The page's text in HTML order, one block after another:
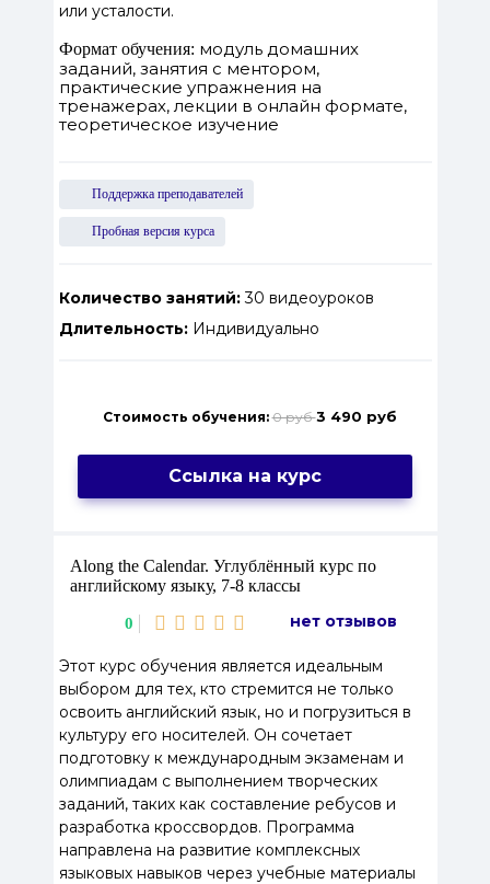
или усталости.
Формат обучения: модуль домашних
заданий, занятия с ментором,
практические упражнения на
тренажерах, лекции в онлайн формате,
теоретическое изучение
Поддержка преподавателей
Пробная версия курса
Количество занятий:30 видеоуроков
Длительность:Индивидуально
Стоимость обучения: 0 руб3 490 руб
Ссылка на курс
Along the Calendar. Углублённый курс по
английскому языку, 7-8 классы
0 нет отзывов
Этот курс обучения является идеальным
выбором для тех, кто стремится не только
освоить английский язык, но и погрузиться в
культуру его носителей. Он сочетает
подготовку к международным экзаменам и
олимпиадам с выполнением творческих
заданий, таких как составление ребусов и
разработка кроссвордов. Программа
направлена на развитие комплексных
языковых навыков через учебные материалы